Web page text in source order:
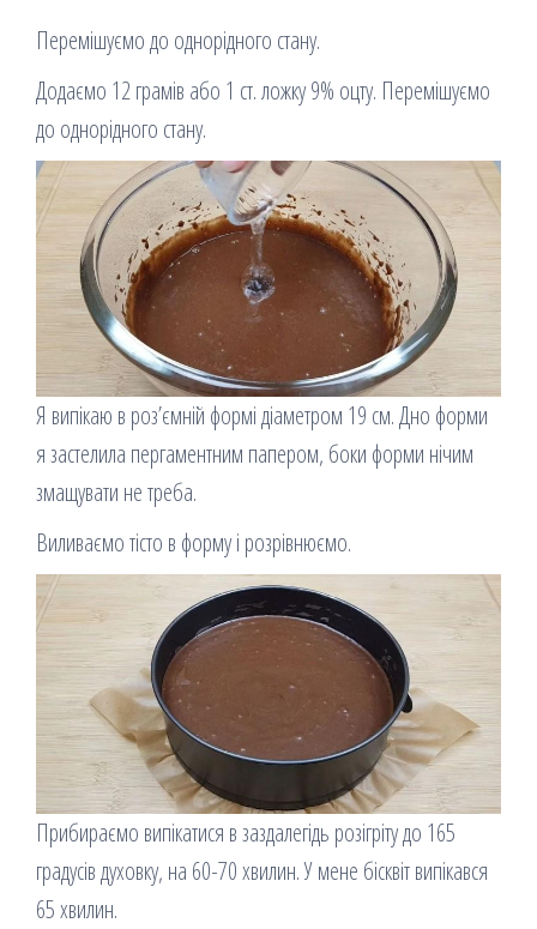
Перемішуємо до однорідного стану.
Додаємо 12 грамів або 1 ст. ложку 9% оцту. Перемішуємо
до однорідного стану.
Я випікаю в роз’ємній формі діаметром 19 см. Дно форми
я застелила пергаментним папером, боки форми нічим
змащувати не треба.
Виливаємо тісто в форму і розрівнюємо.
Прибираємо випікатися в заздалегідь розігріту до 165
градусів духовку, на 60-70 хвилин. У мене бісквіт випікався
65 хвилин.